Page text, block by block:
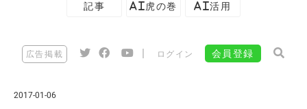
記事 AI虎の巻 AI活用
広告掲載 ログイン 会員登録
2017-01-06